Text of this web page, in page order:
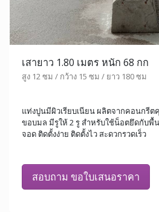
เสายาว 1.80 เมตร หนัก 68 กก
สูง 12 ซม / กว้าง 15 ซม / ยาว 180 ซม
แท่งปูนมีผิวเรียบเนียน ผลิตจากคอนกรี
ขอบมล มีรูให้ 2 รู สำหรับใช้น็อตยึดกับพื้
จอด ติดตั้งง่าย ติดตั้งไว สะดวกรวดเร็ว
สอบถาม ขอใบเสนอราคา